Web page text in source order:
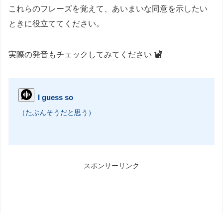
これらのフレーズを覚えて、あいまいな同意を示したい
ときに役立ててください。
実際の発音もチェックしてみてください
I guess so
（たぶんそうだと思う）
スポンサーリンク